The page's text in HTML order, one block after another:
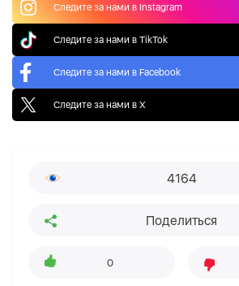
Следите за нами в Instagram
Следите за нами в TikTok
Следите за нами в Facebook
Следите за нами в X
4164
Поделиться
0